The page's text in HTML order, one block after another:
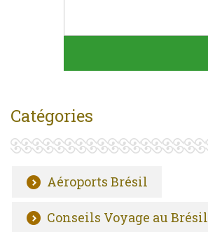
Catégories
Aéroports Brésil
Conseils Voyage au Brésil